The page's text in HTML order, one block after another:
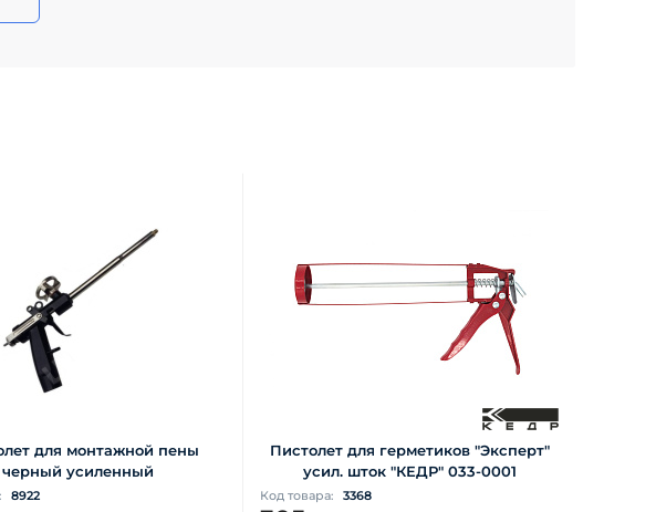
для монтажной пены
черный усиленный
8922
Пистолет для герметиков "Эксперт"
усил. шток "КЕДР" 033-0001
Код товара: 3368